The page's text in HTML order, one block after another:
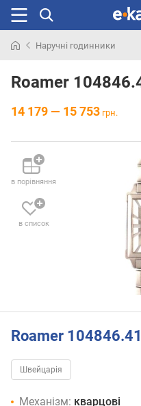
раніше
Наручні годинники
Roamer
14 179 — 15 753 грн.
в порівняння
в список
Roamer
Швейцарія
Механізм: кварцові